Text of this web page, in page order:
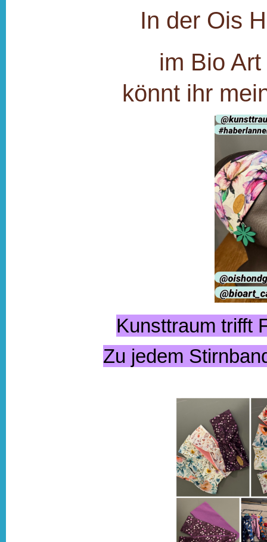
In der Ois
im Bio
könnt ihr
Kunsttraum trifft
Zu jedem